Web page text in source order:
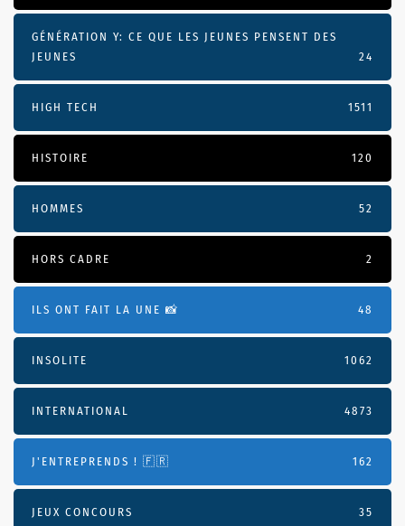
GÉNÉRATION Y: CE QUE LES JEUNES PENSENT DES
JEUNES
24
HIGH TECH 1511
HISTOIRE 120
HOMMES 52
HORS CADRE 2
ILS ONT FAIT LA UNE 📸 48
INSOLITE 1062
INTERNATIONAL 4873
J'ENTREPRENDS ! 🇫🇷 162
JEUX CONCOURS 35